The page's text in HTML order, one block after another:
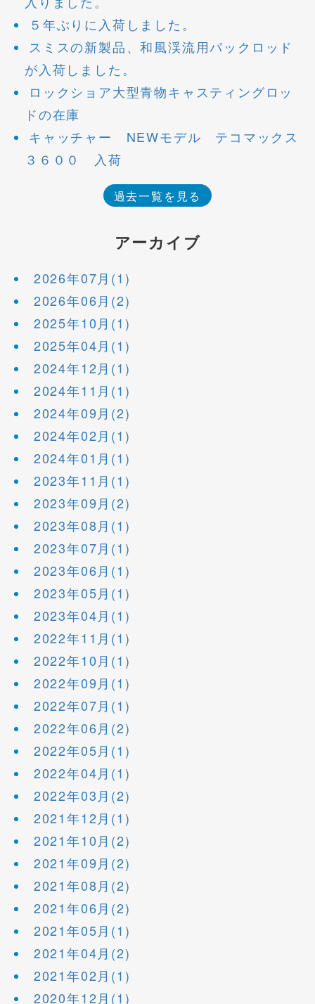
５年ぶりに入荷しました。
スミスの新製品、和風渓流用パックロッド
が入荷しました。
ロックショア大型青物キャスティングロッ
ドの在庫
キャッチャー NEWモデル テコマックス
３６００ 入荷
過去一覧を見る
アーカイブ
2026年07月(1)
2026年06月(2)
2025年10月(1)
2025年04月(1)
2024年12月(1)
2024年11月(1)
2024年09月(2)
2024年02月(1)
2024年01月(1)
2023年11月(1)
2023年09月(2)
2023年08月(1)
2023年07月(1)
2023年06月(1)
2023年05月(1)
2023年04月(1)
2022年11月(1)
2022年10月(1)
2022年09月(1)
2022年07月(1)
2022年06月(2)
2022年05月(1)
2022年04月(1)
2022年03月(2)
2021年12月(1)
2021年10月(2)
2021年09月(2)
2021年08月(2)
2021年06月(2)
2021年05月(1)
2021年04月(2)
2021年02月(1)
2020年12月(1)